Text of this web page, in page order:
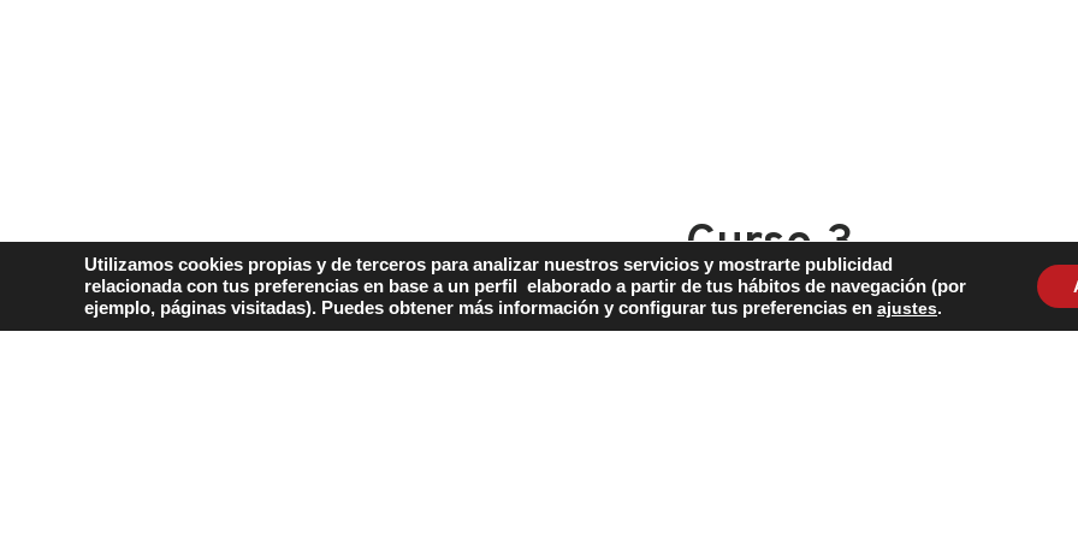
Curso 3
Plan de acción
Consúltanos si estas interesado en este
Utilizamos cookies propias y de terceros para analizar nuestros servicios y mostrarte publicidad
relacionada con tus preferencias en base a un perfil elaborado a partir de tus hábitos de navegación (por
ejemplo, páginas visitadas). Puedes obtener más información y configurar tus preferencias en ajustes.